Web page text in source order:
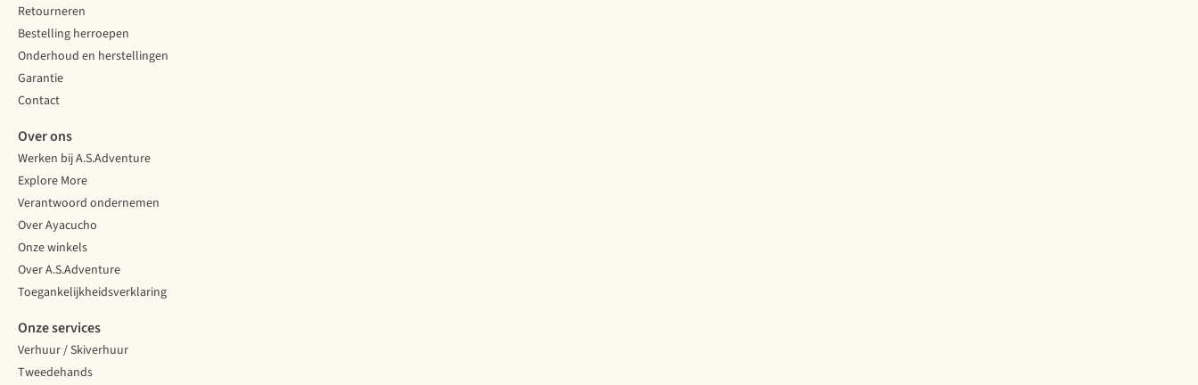
Retourneren
Bestelling herroepen
Onderhoud en herstellingen
Garantie
Contact
Over ons
Werken bij A.S.Adventure
Explore More
Verantwoord ondernemen
Over Ayacucho
Onze winkels
Over A.S.Adventure
Toegankelijkheidsverklaring
Onze services
Verhuur / Skiverhuur
Tweedehands